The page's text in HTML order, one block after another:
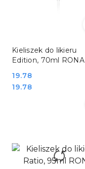
Kieliszek do likieru
Edition, 70ml RONA
Cena:
19.78
Cena:
19.78